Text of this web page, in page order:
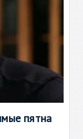
пятна